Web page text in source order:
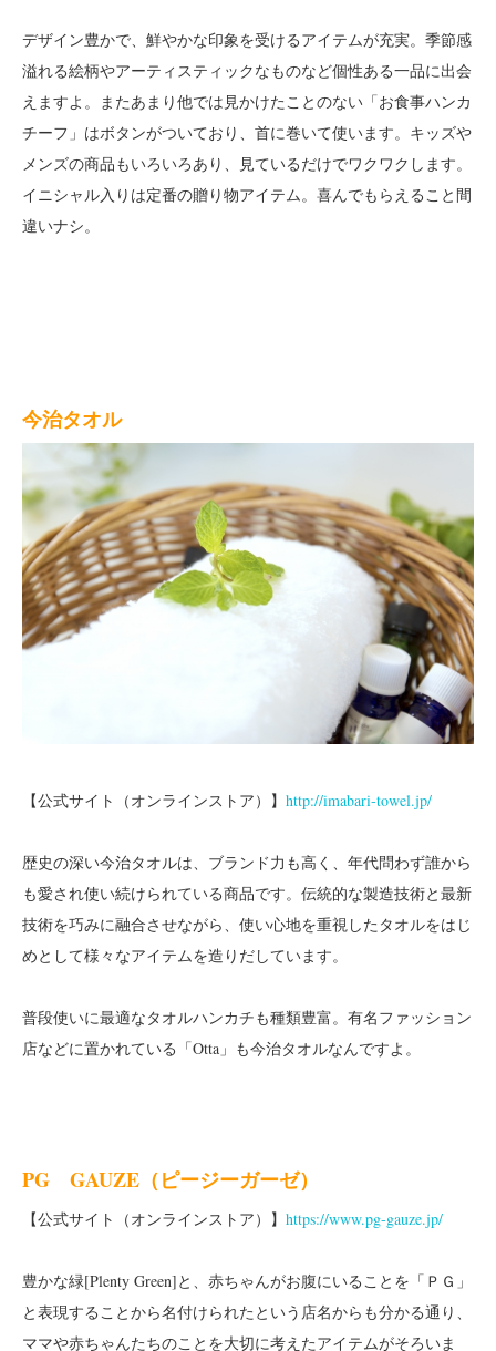
デザイン豊かで、鮮やかな印象を受けるアイテムが充実。季節感
溢れる絵柄やアーティスティックなものなど個性ある一品に出会
えますよ。またあまり他では見かけたことのない「お食事ハンカ
チーフ」はボタンがついており、首に巻いて使います。キッズや
メンズの商品もいろいろあり、見ているだけでワクワクします。
イニシャル入りは定番の贈り物アイテム。喜んでもらえること間
違いナシ。
今治タオル
【公式サイト（オンラインストア）】 http://imabari-towel.jp/
歴史の深い今治タオルは、ブランド力も高く、年代問わず誰から
も愛され使い続けられている商品です。伝統的な製造技術と最新
技術を巧みに融合させながら、使い心地を重視したタオルをはじ
めとして様々なアイテムを造りだしています。
普段使いに最適なタオルハンカチも種類豊富。有名ファッション
店などに置かれている「Otta」も今治タオルなんですよ。
PG GAUZE（ピージーガーゼ）
【公式サイト（オンラインストア）】 https://www.pg-gauze.jp/
豊かな緑[Plenty Green]と、赤ちゃんがお腹にいることを「ＰＧ」
と表現することから名付けられたという店名からも分かる通り、
ママや赤ちゃんたちのことを大切に考えたアイテムがそろいま